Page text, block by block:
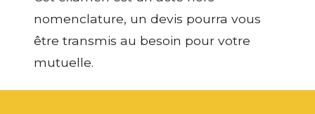
nomenclature, un devis pourra vous
être transmis au besoin pour votre
mutuelle.